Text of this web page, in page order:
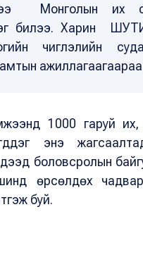
Монголын их
билээ. Харин
чиглэлийн
ажиллагаагаараа
1000 гаруй их,
энэ
боловсролын
өрсөлдөх
буй.